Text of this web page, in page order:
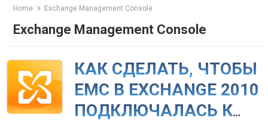
Home Exchange Management Console
Exchange Management Console
КАК СДЕЛАТЬ, ЧТОБЫ
EMC В EXCHANGE 2010
ПОДКЛЮЧАЛАСЬ К